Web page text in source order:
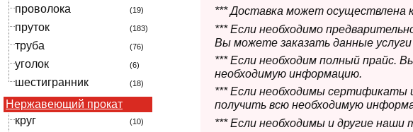
проволока (19)
пруток (183)
труба (76)
уголок (6)
шестигранник (18)
Нержавеющий прокат
круг
(10)
*** Доставка может осуществлена
*** Если необходимо
Вы можете заказать данные услуги
*** Если необходим полный прайс.
необходимую информацию.
*** Если необходимы сертификаты
получить всю необходимую
*** Если необходимы и другие